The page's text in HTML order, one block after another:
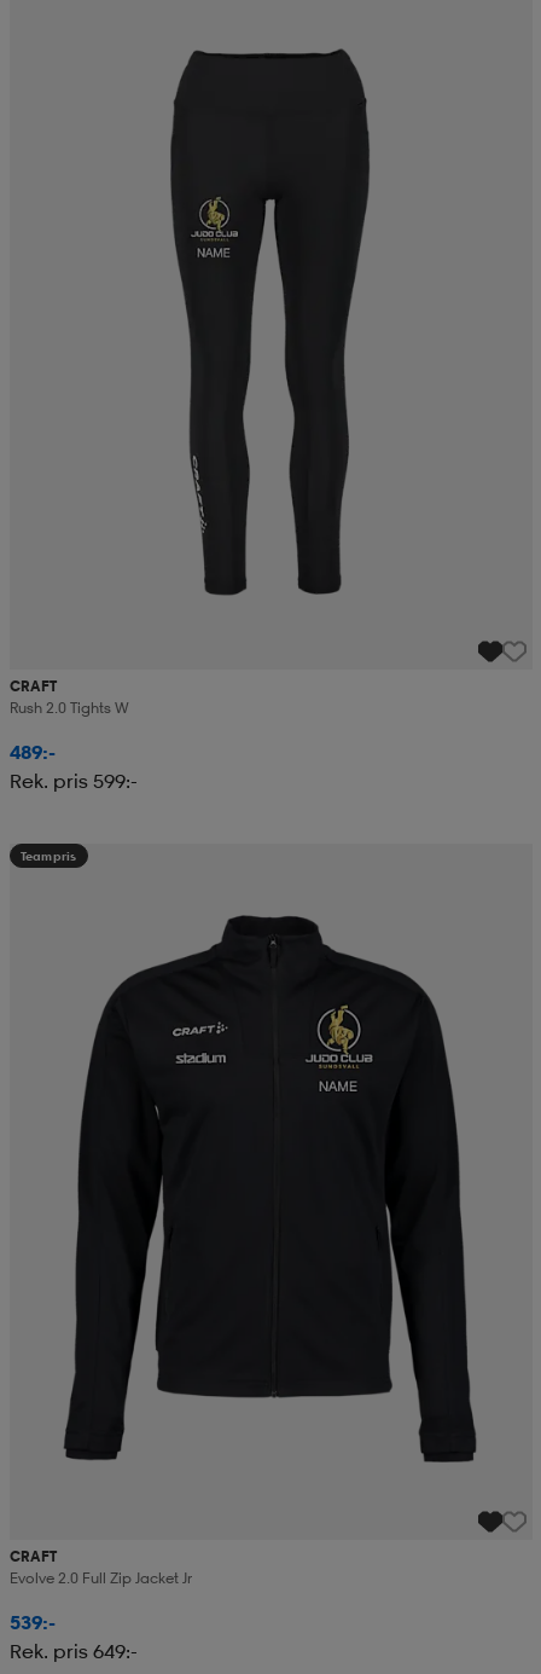
CRAFT
Rush 2.0 Tights W
489:-
Rek. pris 599:-
Teampris
CRAFT
Evolve 2.0 Full Zip Jacket Jr
539:-
Rek. pris 649:-